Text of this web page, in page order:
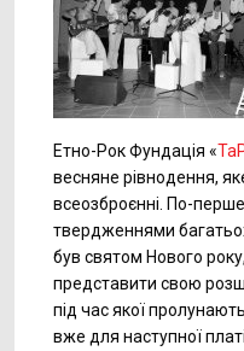
Етно-Рок Фундація «
весняне рівнодення,
всеозброєнні. По-
твердженнями
був святом Нового
представити свою
під час якої
вже для наступної